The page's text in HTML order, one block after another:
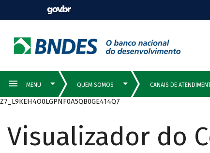
Z7_L9KEH4O0LGPNF0A5QB0GE414Q7
Visualizador do